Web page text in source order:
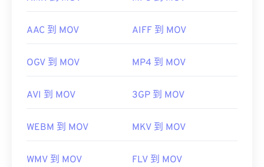
AAC 到 MOV AIFF 到 MOV
OGV 到 MOV MP4 到 MOV
AVI 到 MOV 3GP 到 MOV
WEBM 到 MOV MKV 到 MOV
WMV 到 MOV FLV 到 MOV